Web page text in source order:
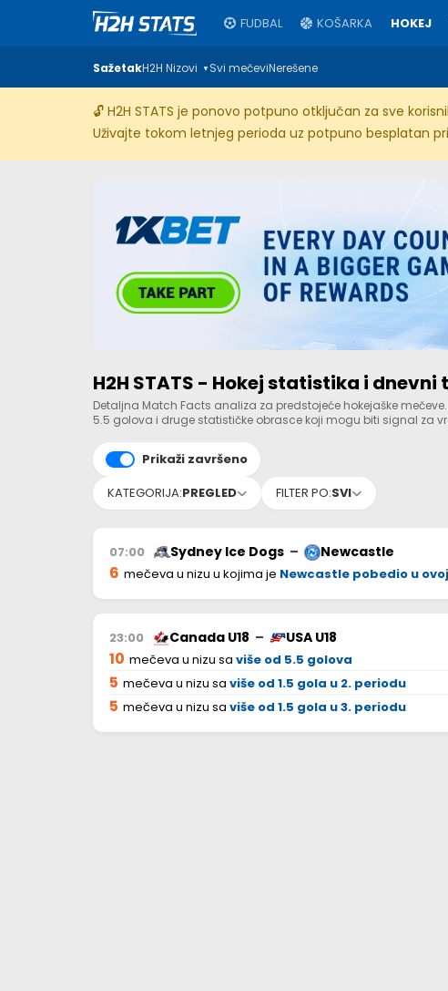
FUDBAL KOŠARKA HOKEJ
SažetakH2H Nizovi ▼Svi mečeviNerešene
🔓 H2H STATS je ponovo potpuno otključan za sve
Uživajte tokom letnjeg perioda uz potpuno besplatan
H2H STATS - Hokej statistika i
Detaljna Match Facts analiza za predstojeće hokejaške
5.5 golova i druge statističke obrasce koji mogu biti signal za
Prikaži završeno
KATEGORIJA:PREGLED FILTER PO:SVI
07:00 Sydney Ice Dogs – Newcastle
6 mečeva u nizu u kojima je Newcastle pobedio u
23:00 Canada U18 – USA U18
10 mečeva u nizu sa više od 5.5 golova
5 mečeva u nizu sa više od 1.5 gola u 2. periodu
5 mečeva u nizu sa više od 1.5 gola u 3. periodu